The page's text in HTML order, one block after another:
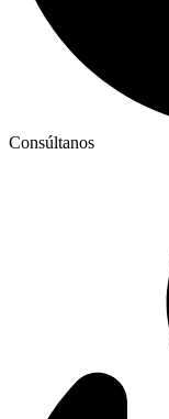
Consúltanos